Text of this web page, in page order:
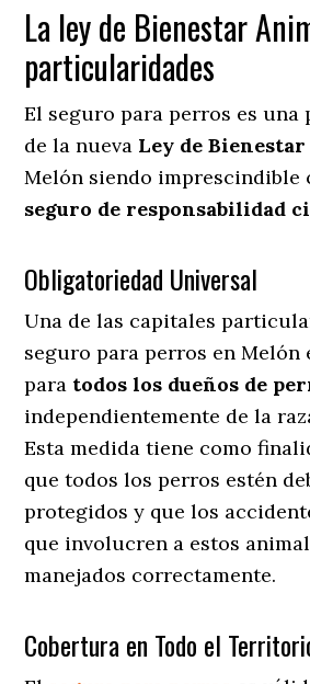
La ley de Bienestar
particularidades
El seguro para perros es una
de la nueva Ley de
Melón siendo imprescindible
seguro de responsabilidad
Obligatoriedad Universal
Una de las capitales
seguro para perros en Melón
para todos los dueños de
independientemente de la
Esta medida tiene como
que todos los perros estén
protegidos y que los
que involucren a estos
manejados correctamente.
Cobertura en Todo el